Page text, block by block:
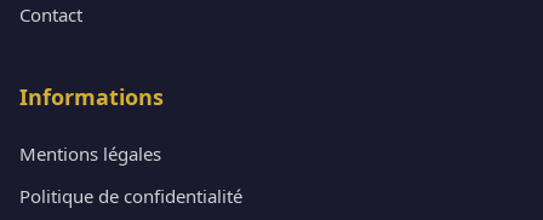
Contact
Informations
Mentions légales
Politique de confidentialité